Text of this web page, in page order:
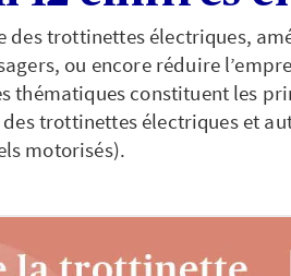
des trottinettes électriques,
ou encore réduire
thématiques constituent les
trottinettes électriques et
motorisés).